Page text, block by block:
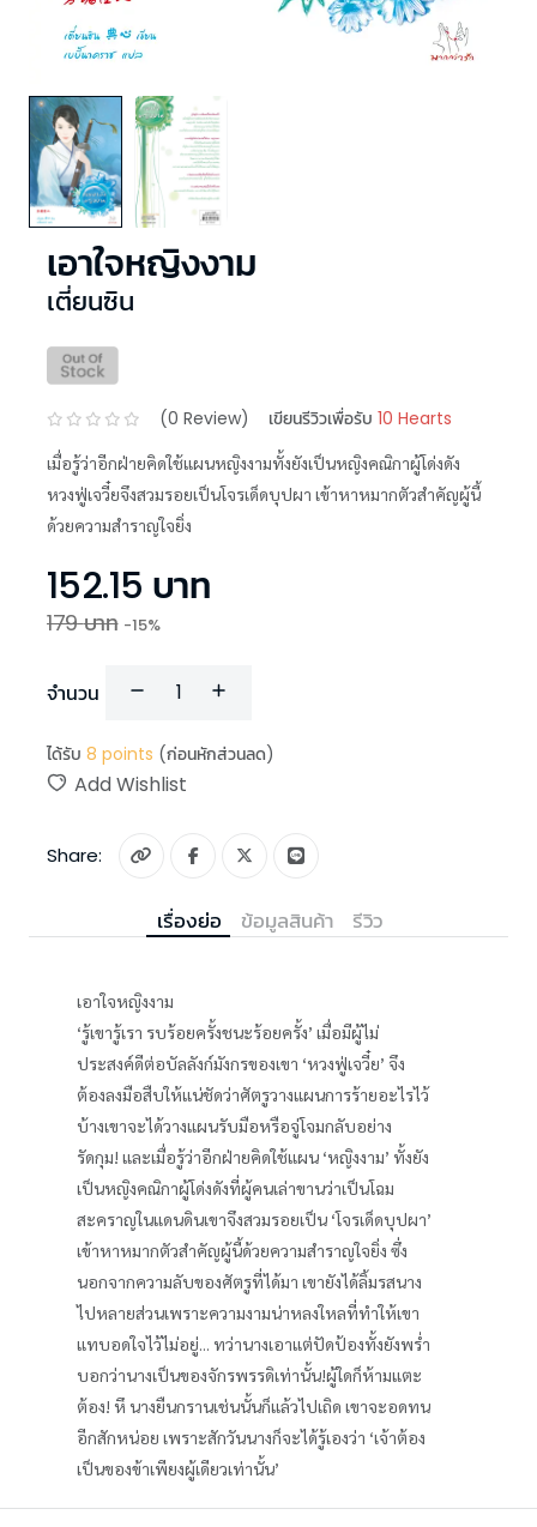
เอาใจหญิงงาม
เตี่ยนซิน
(0 Review) เขียนรีวิวเพื่อรับ 10 Hearts
เมื่อรู้ว่าอีกฝ่ายคิดใช้แผนหญิงงามทั้งยังเป็นหญิงคณิกาผู้โด่งดัง
หวงฟู่เจวี๋ยจึงสวมรอยเป็นโจรเด็ดบุปผา เข้าหาหมากตัวสำคัญผู้นี้
ด้วยความสำราญใจยิ่ง
152.15 บาท
179บาท -15%
จำนวน
ได้รับ 8 points (ก่อนหักส่วนลด)
Add Wishlist
Share:
เรื่องย่อ ข้อมูลสินค้า รีวิว
เอาใจหญิงงาม
‘รู้เขารู้เรา รบร้อยครั้งชนะร้อยครั้ง’ เมื่อมีผู้ไม่
ประสงค์ดีต่อบัลลังก์มังกรของเขา ‘หวงฟู่เจวี๋ย’ จึง
ต้องลงมือสืบให้แน่ชัดว่าศัตรูวางแผนการร้ายอะไรไว้
บ้างเขาจะได้วางแผนรับมือหรือจู่โจมกลับอย่าง
รัดกุม! และเมื่อรู้ว่าอีกฝ่ายคิดใช้แผน ‘หญิงงาม’ ทั้งยัง
เป็นหญิงคณิกาผู้โด่งดังที่ผู้คนเล่าขานว่าเป็นโฉม
สะคราญในแดนดินเขาจึงสวมรอยเป็น ‘โจรเด็ดบุปผา’
เข้าหาหมากตัวสำคัญผู้นี้ด้วยความสำราญใจยิ่ง ซึ่ง
นอกจากความลับของศัตรูที่ได้มา เขายังได้ลิ้มรสนาง
ไปหลายส่วนเพราะความงามน่าหลงใหลที่ทำให้เขา
แทบอดใจไว้ไม่อยู่... ทว่านางเอาแต่ปัดป้องทั้งยังพร่ำ
บอกว่านางเป็นของจักรพรรดิเท่านั้น!ผู้ใดก็ห้ามแตะ
ต้อง! หึ นางยืนกรานเช่นนั้นก็แล้วไปเถิด เขาจะอดทน
อีกสักหน่อย เพราะสักวันนางก็จะได้รู้เองว่า ‘เจ้าต้อง
เป็นของข้าเพียงผู้เดียวเท่านั้น’